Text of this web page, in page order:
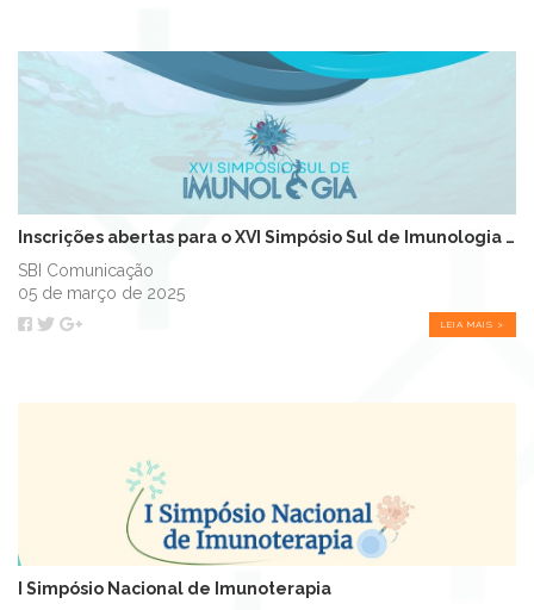
Inscrições abertas para o XVI Simpósio Sul de Imunologia (SSI)
SBI Comunicação
05 de março de 2025
LEIA MAIS >
I Simpósio Nacional de Imunoterapia